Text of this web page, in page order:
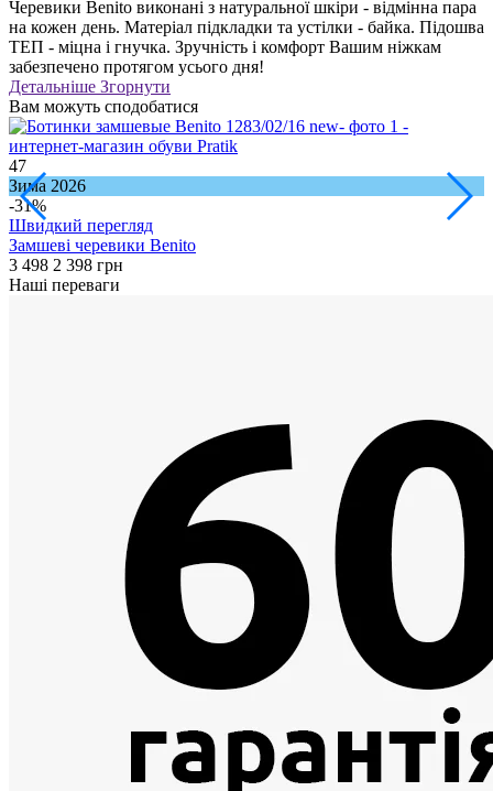
Черевики Benito виконані з натуральної шкіри - відмінна пара
на кожен день. Матеріал підкладки та устілки - байка. Підошва
ТЕП - міцна і гнучка. Зручність і комфорт Вашим ніжкам
забезпечено протягом усього дня!
Детальніше Згорнути
Вам можуть сподобатися
47
Зима 2026
-31%
Швидкий перегляд
Замшеві черевики Benito
3 498 2 398 грн
Наші переваги